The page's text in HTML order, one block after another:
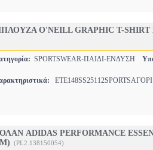
O'NEILL GRAPHIC T-SHIRT
SPORTSWEAR-ΠΑΙΔΙ-ΕΝΔΥΣΗ
ADIDAS PERFORMANCE
(PL2.138150054)